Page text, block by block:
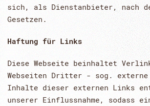
sich, als Dienstanbieter, nach
Gesetzen.
Haftung für Links
Diese Webseite beinhaltet
Webseiten Dritter - sog.
Inhalte dieser externen Links
unserer Einflussnahme, sodass